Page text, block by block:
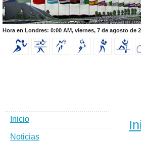
Hora en Londres: 0:00 AM, viernes, 7 de agosto de
Inicio
Noticias